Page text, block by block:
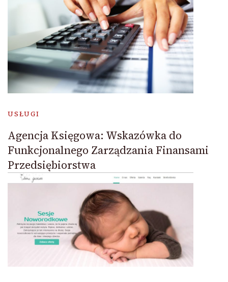
USŁUGI
Agencja Księgowa: Wskazówka do
Funkcjonalnego Zarządzania Finansami
Przedsiębiorstwa